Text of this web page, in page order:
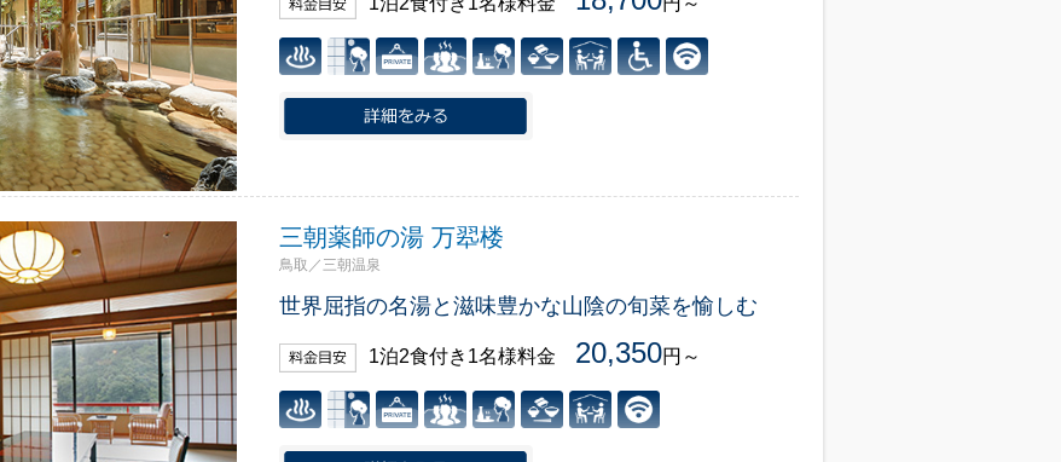
三朝薬師の湯 万翆楼
鳥取／三朝温泉
世界屈指の名湯と滋味豊かな山陰の旬菜を愉しむ
1泊2食付き1名様料金 20,350円～